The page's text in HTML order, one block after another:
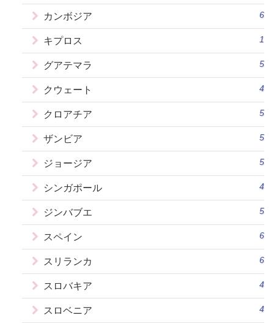
カンボジア 6
キプロス 1
グアテマラ 5
クウェート 4
クロアチア 5
ザンビア 5
ジョージア 5
シンガポール 4
ジンバブエ 5
スペイン 6
スリランカ 6
スロバキア 4
スロベニア 4